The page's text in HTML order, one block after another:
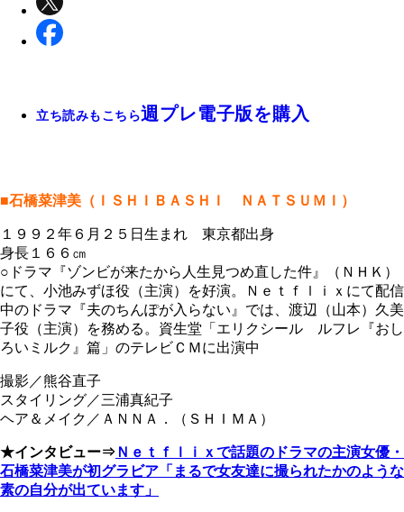
立ち読みもこちら週プレ電子版を購入
■石橋菜津美（ＩＳＨＩＢＡＳＨＩ ＮＡＴＳＵＭＩ）
１９９２年６月２５日生まれ 東京都出身
身長１６６㎝
○ドラマ『ゾンビが来たから人生見つめ直した件』（ＮＨＫ）
にて、小池みずほ役（主演）を好演。Ｎｅｔｆｌｉｘにて配信
中のドラマ『夫のちんぽが入らない』では、渡辺（山本）久美
子役（主演）を務める。資生堂「エリクシール ルフレ『おし
ろいミルク』篇」のテレビＣＭに出演中
撮影／熊谷直子
スタイリング／三浦真紀子
ヘア＆メイク／ＡＮＮＡ．（ＳＨＩＭＡ）
★インタビュー⇒ Ｎｅｔｆｌｉｘで話題のドラマの主演女優・
石橋菜津美が初グラビア「まるで女友達に撮られたかのような
素の自分が出ています」